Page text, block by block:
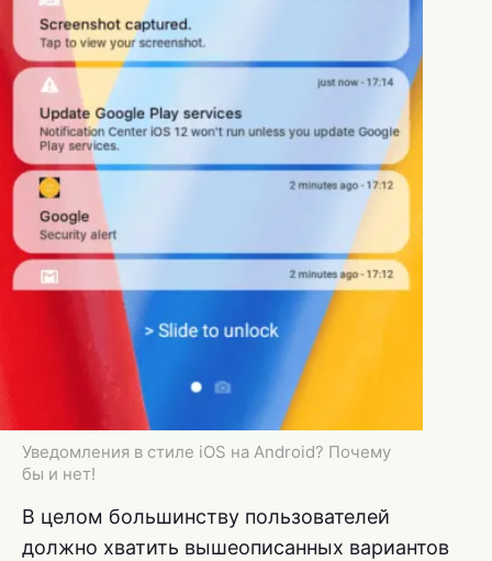
Уведомления в стиле iOS на Android? Почему
бы и нет!
В целом большинству пользователей
должно хватить вышеописанных вариантов